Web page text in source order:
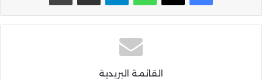
القائمة البريدية